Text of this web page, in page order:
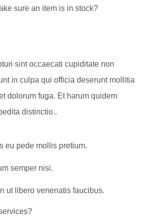
sure an item is in stock?
sint occaecati cupiditate non
in culpa qui officia deserunt mollitia
dolorum fuga. Et harum quidem
distinctio..
eu pede mollis pretium.
semper nisi.
ut libero venenatis faucibus.